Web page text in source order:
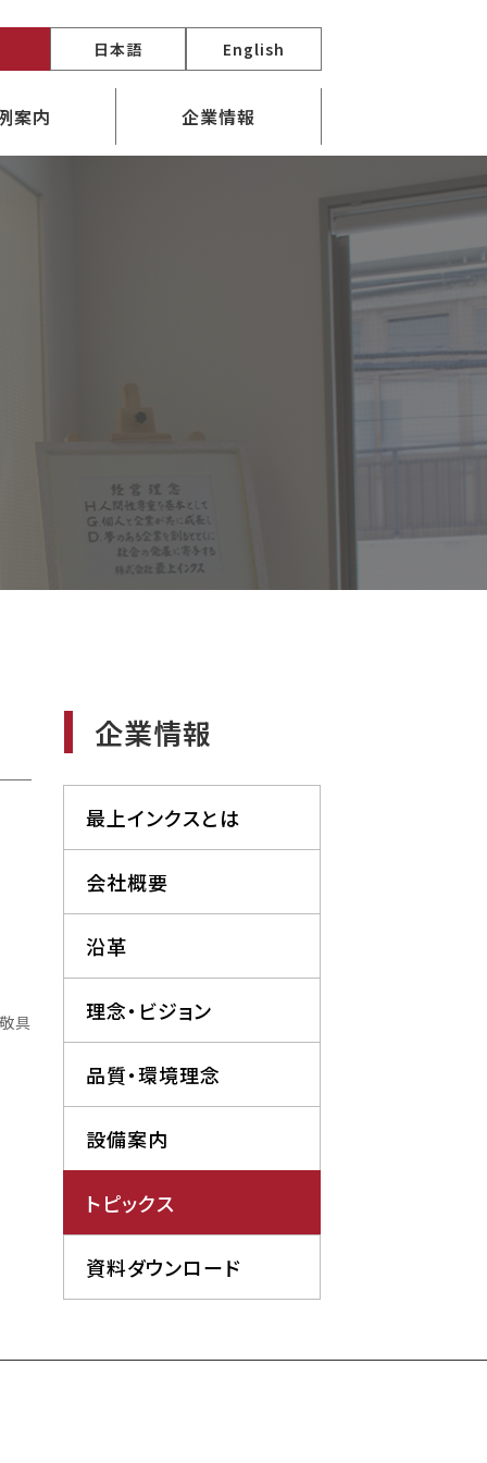
日本語 English
案内 企業情報
企業情報
最上インクスとは
会社概要
沿革
理念・ビジョン
品質・環境理念
設備案内
トピックス
資料ダウンロード
敬具